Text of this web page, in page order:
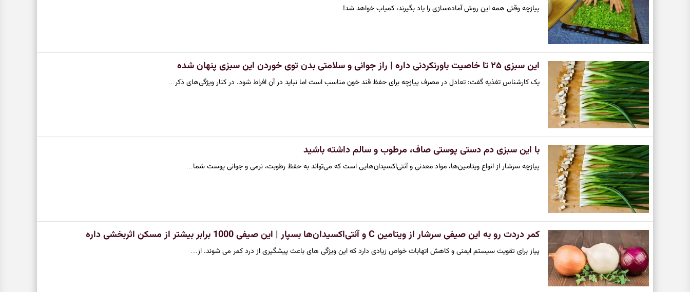
پیازچه وقتی همه این روش آماده‌سازی را یاد بگیرند، کمیاب خواهد شد!
این سبزی ۲۵ تا خاصیت باورنکردنی داره | راز جوانی و سلامتی بدن توی خوردن این سبزی پنهان شده
یک کارشناس تغذیه گفت: تعادل در مصرف پیازچه برای حفظ قند خون مناسب است اما نباید در آن افراط شود. در کنار ویژگی‌های ذکر…
با این سبزی دم دستی پوستی صاف، مرطوب و سالم داشته باشید
پیازچه سرشار از انواع ویتامین‌ها، مواد معدنی و آنتی‌اکسیدان‌هایی است که می‌تواند به حفظ رطوبت، نرمی و جوانی پوست شما…
کمر دردت رو به این صیفی سرشار از ویتامین C و آنتی‌اکسیدان‌ها بسپار | این صیفی 1000 برابر بیشتر از مسکن اثربخشی داره
پیاز برای تقویت سیستم ایمنی و کاهش اتهابات خواص زیادی دارد که این ویژگی های باعث پیشگیری از درد کمر می شوند. از…